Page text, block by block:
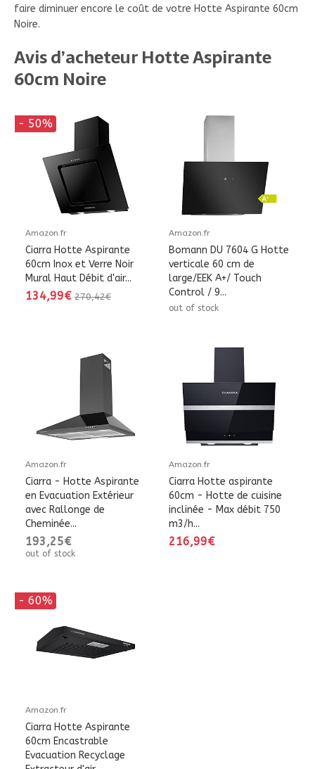
faire diminuer encore le coût de votre Hotte Aspirante 60cm
Noire.
Avis d’acheteur Hotte Aspirante
60cm Noire
- 50%
Amazon.fr
Ciarra Hotte Aspirante
60cm Inox et Verre Noir
Mural Haut Débit d'air...
134,99€ 270,42€
Amazon.fr
Bomann DU 7604 G Hotte
verticale 60 cm de
large/EEK A+/ Touch
Control / 9...
out of stock
Amazon.fr
Ciarra - Hotte Aspirante
en Evacuation Extérieur
avec Rallonge de
Cheminée...
193,25€
out of stock
Amazon.fr
Ciarra Hotte aspirante
60cm - Hotte de cuisine
inclinée - Max débit 750
m3/h...
216,99€
- 60%
Amazon.fr
Ciarra Hotte Aspirante
60cm Encastrable
Evacuation Recyclage